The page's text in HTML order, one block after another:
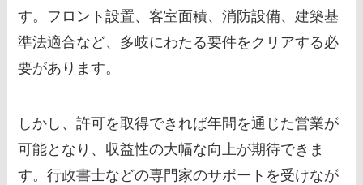
す。フロント設置、客室面積、消防設備、建築基
準法適合など、多岐にわたる要件をクリアする必
要があります。
しかし、許可を取得できれば年間を通じた営業が
可能となり、収益性の大幅な向上が期待できま
す。行政書士などの専門家のサポートを受けなが